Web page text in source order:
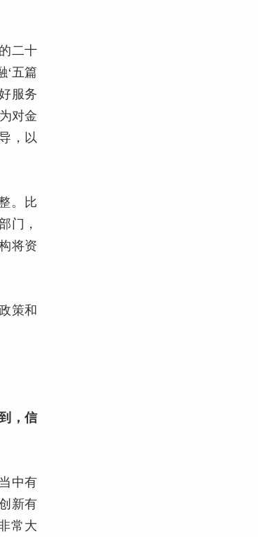
二十
‘五篇
服务
对金
，以
。比
门，
将资
策和
，信
中有
新有
常大